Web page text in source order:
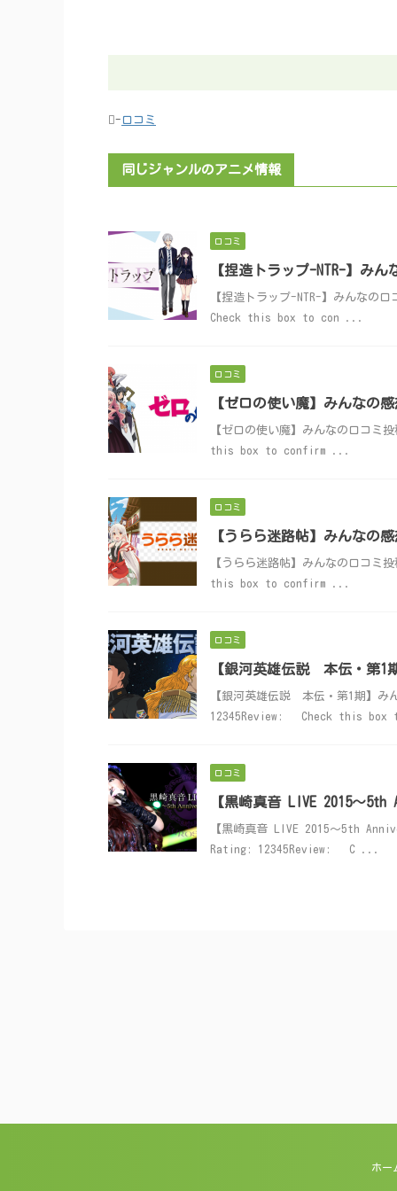
- 口コミ
同じジャンルのアニメ情報
口コミ
【捏造トラップ-NTR-】み
【捏造トラップ-NTR-】みんな
Check this box to con ...
口コミ
【ゼロの使い魔】みんなの
【ゼロの使い魔】みんなの口コ
this box to confirm ...
口コミ
【うらら迷路帖】みんなの
【うらら迷路帖】みんなの口コ
this box to confirm ...
口コミ
【銀河英雄伝説 本伝・第1
【銀河英雄伝説 本伝・第1期】
12345Review: Check this
口コミ
【黒崎真音 LIVE 2015～
【黒崎真音 LIVE 2015～5th
Rating: 12345Review: C ...
ホー